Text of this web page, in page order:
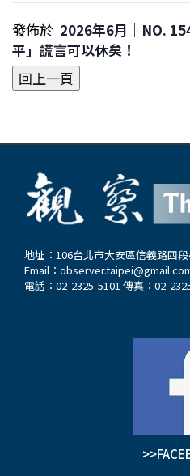
發佈於 2026年6月｜NO.
平」謊言可以休矣！
地址：106台北市大安區信義路四
Email：
電話：02-2325-5101 傳真：02-